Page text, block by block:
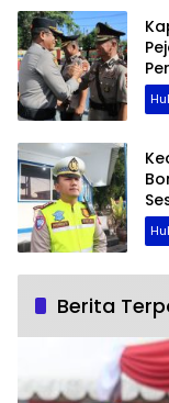
Berita